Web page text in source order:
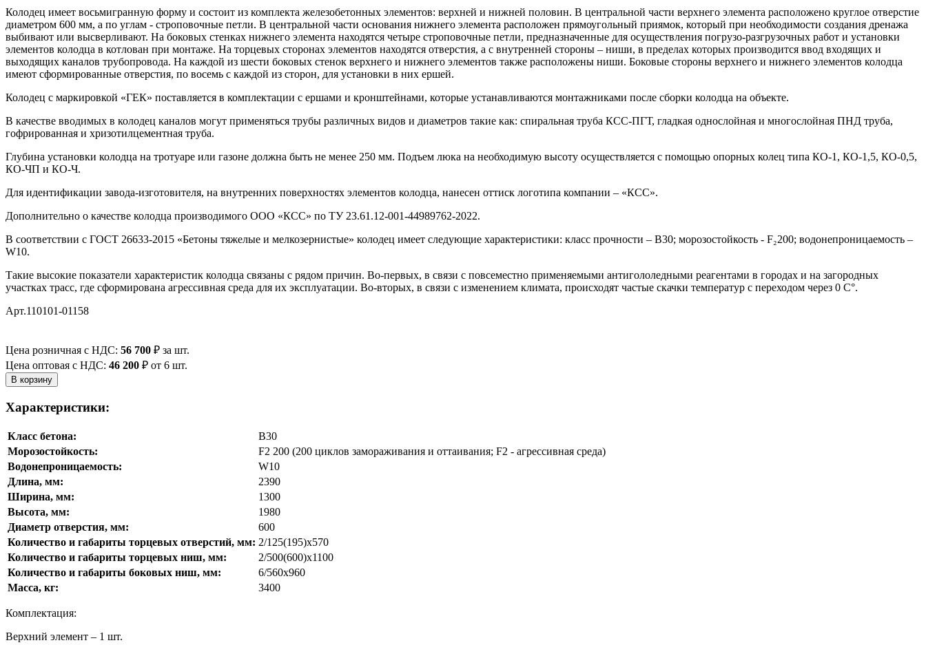
Колодец имеет восьмигранную форму и состоит из комплекта железобетонных элементов: верхней и нижней половин. В центральной части верхнего элемента расположено круглое отверстие
диаметром 600 мм, а по углам - строповочные петли. В центральной части основания нижнего элемента расположен прямоугольный приямок, который при необходимости создания дренажа
выбивают или высверливают. На боковых стенках нижнего элемента находятся четыре строповочные петли, предназначенные для осуществления погрузо-разгрузочных работ и установки
элементов колодца в котлован при монтаже. На торцевых сторонах элементов находятся отверстия, а с внутренней стороны – ниши, в пределах которых производится ввод входящих и
выходящих каналов трубопровода. На каждой из шести боковых стенок верхнего и нижнего элементов также расположены ниши. Боковые стороны верхнего и нижнего элементов колодца
имеют сформированные отверстия, по восемь с каждой из сторон, для установки в них ершей.
Колодец с маркировкой «ГЕК» поставляется в комплектации с ершами и кронштейнами, которые устанавливаются монтажниками после сборки колодца на объекте.
В качестве вводимых в колодец каналов могут применяться трубы различных видов и диаметров такие как: спиральная труба КСС-ПГТ, гладкая однослойная и многослойная ПНД труба,
гофрированная и хризотилцементная труба.
Глубина установки колодца на тротуаре или газоне должна быть не менее 250 мм. Подъем люка на необходимую высоту осуществляется с помощью опорных колец типа КО-1, КО-1,5, КО-0,5,
КО-ЧП и КО-Ч.
Для идентификации завода-изготовителя, на внутренних поверхностях элементов колодца, нанесен оттиск логотипа компании – «КСС».
Дополнительно о качестве колодца производимого ООО «КСС» по ТУ 23.61.12-001-44989762-2022.
В соответствии с ГОСТ 26633-2015 «Бетоны тяжелые и мелкозернистые» колодец имеет следующие характеристики: класс прочности – В30; морозостойкость - F₂200; водонепроницаемость –
W10.
Такие высокие показатели характеристик колодца связаны с рядом причин. Во-первых, в связи с повсеместно применяемыми антигололедными реагентами в городах и на загородных
участках трасс, где сформирована агрессивная среда для их эксплуатации. Во-вторых, в связи с изменением климата, происходят частые скачки температур с переходом через 0 С°.
Арт.110101-01158
Цена розничная с НДС: 56 700 ₽ за шт.
Цена оптовая с НДС: 46 200 ₽ от 6 шт.
Характеристики:
Класс бетона:
В30
Морозостойкость:
F2 200 (200 циклов замораживания и оттаивания; F2 - агрессивная среда)
Водонепроницаемость:
W10
Длина, мм:
2390
Ширина, мм:
1300
Высота, мм:
1980
Диаметр отверстия, мм:
600
Количество и габариты торцевых отверстий, мм: 2/125(195)х570
Количество и габариты торцевых ниш, мм:
2/500(600)х1100
Количество и габариты боковых ниш, мм:
6/560х960
Масса, кг:
3400
Комплектация:
Верхний элемент – 1 шт.